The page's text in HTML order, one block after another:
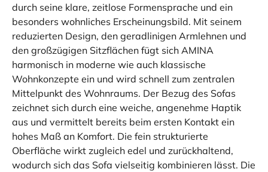
durch seine klare, zeitlose Formensprache und ein
besonders wohnliches Erscheinungsbild. Mit seinem
reduzierten Design, den geradlinigen Armlehnen und
den großzügigen Sitzflächen fügt sich AMINA
harmonisch in moderne wie auch klassische
Wohnkonzepte ein und wird schnell zum zentralen
Mittelpunkt des Wohnraums. Der Bezug des Sofas
zeichnet sich durch eine weiche, angenehme Haptik
aus und vermittelt bereits beim ersten Kontakt ein
hohes Maß an Komfort. Die fein strukturierte
Oberfläche wirkt zugleich edel und zurückhaltend,
wodurch sich das Sofa vielseitig kombinieren lässt. Die